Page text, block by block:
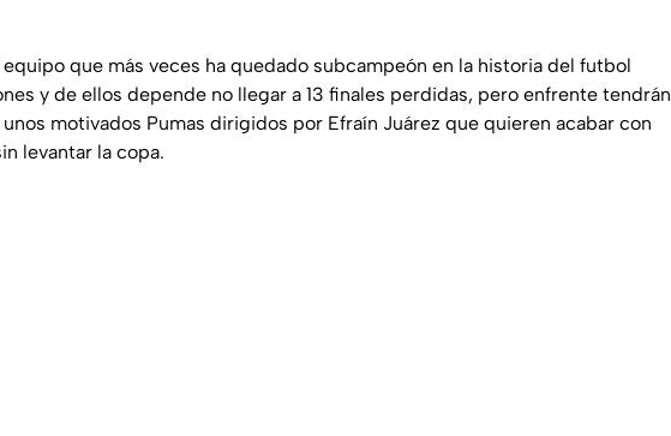
que más veces ha quedado subcampeón en la historia del futbol
y de ellos depende no llegar a 13 finales perdidas, pero enfrente tendrán
motivados Pumas dirigidos por Efraín Juárez que quieren acabar con
levantar la copa.